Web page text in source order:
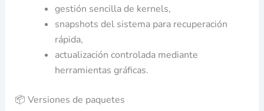
gestión sencilla de kernels,
snapshots del sistema para recuperación
rápida,
actualización controlada mediante
herramientas gráficas.
📦 Versiones de paquetes